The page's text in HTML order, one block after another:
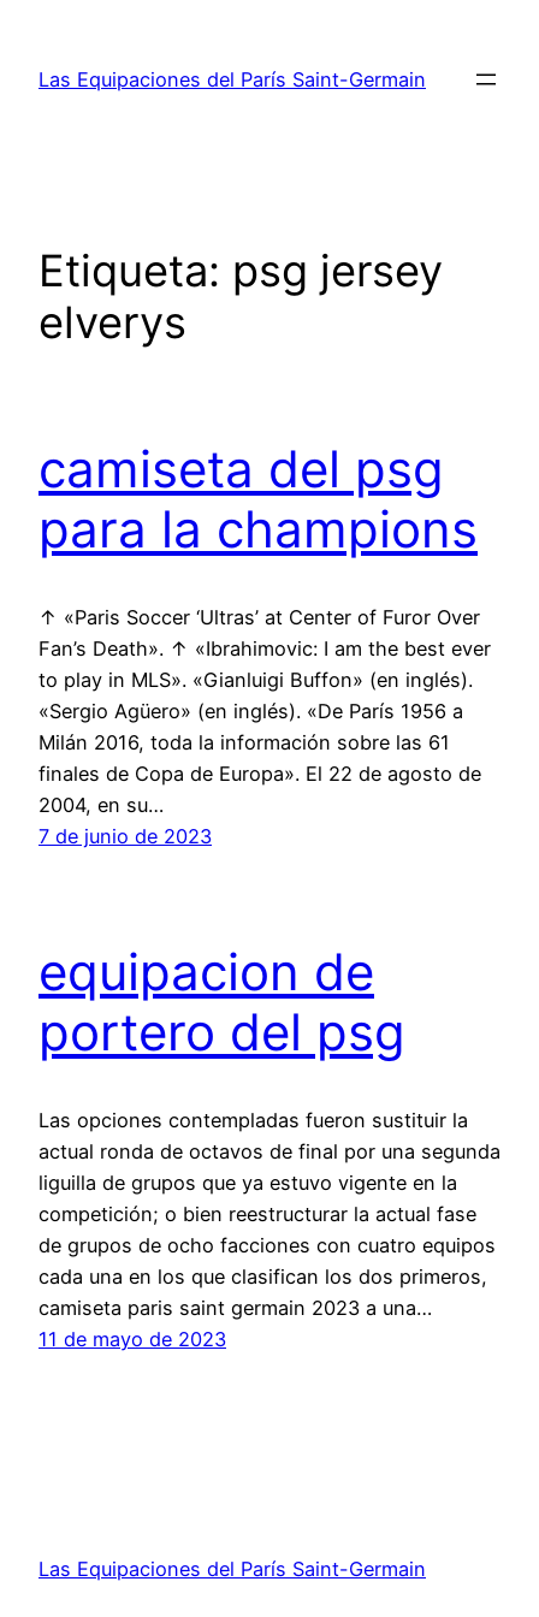
contenido
Las Equipaciones del París Saint-Germain
Etiqueta: psg jersey
elverys
camiseta del psg
para la champions
↑ «Paris Soccer ‘Ultras’ at Center of Furor Over
Fan’s Death». ↑ «Ibrahimovic: I am the best ever
to play in MLS». «Gianluigi Buffon» (en inglés).
«Sergio Agüero» (en inglés). «De París 1956 a
Milán 2016, toda la información sobre las 61
finales de Copa de Europa». El 22 de agosto de
2004, en su…
7 de junio de 2023
equipacion de
portero del psg
Las opciones contempladas fueron sustituir la
actual ronda de octavos de final por una segunda
liguilla de grupos que ya estuvo vigente en la
competición; o bien reestructurar la actual fase
de grupos de ocho facciones con cuatro equipos
cada una en los que clasifican los dos primeros,
camiseta paris saint germain 2023 a una…
11 de mayo de 2023
Las Equipaciones del París Saint-Germain